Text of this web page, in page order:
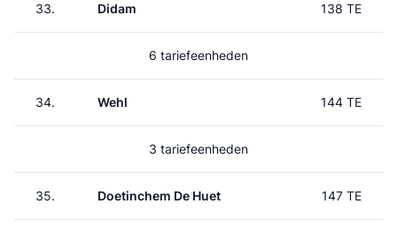
33. Didam 138 TE
6 tariefeenheden
34. Wehl 144 TE
3 tariefeenheden
35. Doetinchem De Huet 147 TE